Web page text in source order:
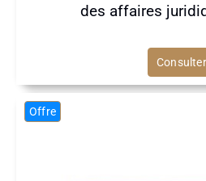
des affaires
Consulter
Offre